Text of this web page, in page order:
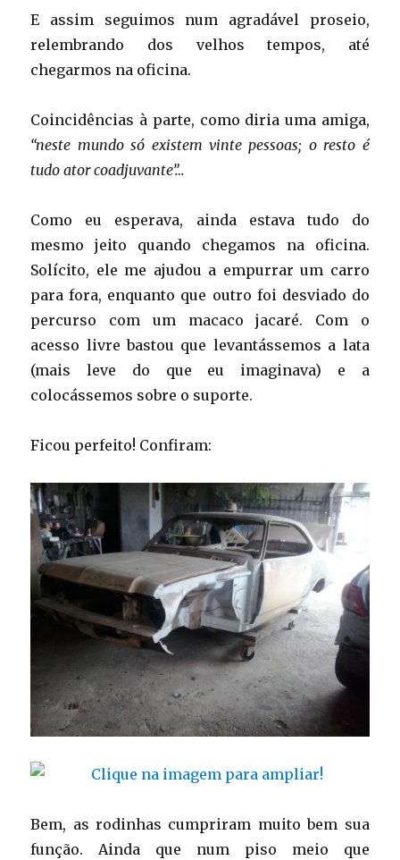
E assim seguimos num agradável proseio,
relembrando dos velhos tempos, até
chegarmos na oficina.
Coincidências à parte, como diria uma amiga,
“neste mundo só existem vinte pessoas; o resto é
tudo ator coadjuvante”…
Como eu esperava, ainda estava tudo do
mesmo jeito quando chegamos na oficina.
Solícito, ele me ajudou a empurrar um carro
para fora, enquanto que outro foi desviado do
percurso com um macaco jacaré. Com o
acesso livre bastou que levantássemos a lata
(mais leve do que eu imaginava) e a
colocássemos sobre o suporte.
Ficou perfeito! Confiram:
Bem, as rodinhas cumpriram muito bem sua
função. Ainda que num piso meio que